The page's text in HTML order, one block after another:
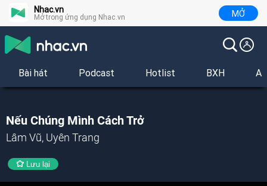
Nhac.vn
Mở trong ứng dụng Nhac.vn MỞ
Bài hát Podcast Hotlist BXH
Nếu Chúng Mình Cách Trở
Lâm Vũ, Uyên Trang
Lưu lại